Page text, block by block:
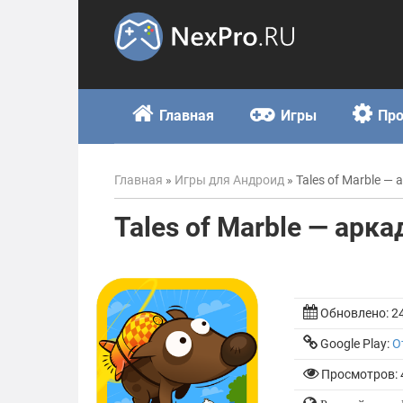
Главная Игры
Главная » Игры для Андроид » Tales of Marble —
Tales of Marble —
Обновлено:
Google Play:
Просмотров: